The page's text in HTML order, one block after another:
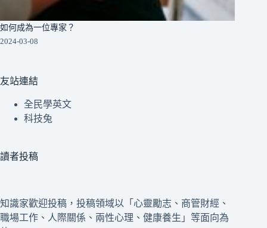
如何成為一位專家？
2024-03-08
友站連結
全民學英文
科技兔
讀者投稿
知識家歡迎投稿，投稿領域以「心靈勵志、商管財經、
職場工作、人際關係、兩性心理、健康養生」等面向為